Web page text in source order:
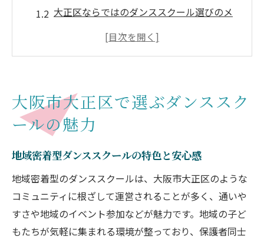
大正区ならではのダンススクール選びのメ
初心者も安心できるダンススクールの雰囲
気
子どもの成長を支える大正区のダンス教室
ダンススクールで身につくリズム感と集中
力
大正区ダンススクールが伸ばす子どもの個
性
成長を促すダンススクールの安全な指導体
大阪市大正区で選ぶダンススク
ールの魅力
地域密着型ダンススクールの特色と安心感
地域密着型のダンススクールは、大阪市大正区のような
コミュニティに根ざして運営されることが多く、通いや
すさや地域のイベント参加などが魅力です。地域の子ど
もたちが気軽に集まれる環境が整っており、保護者同士